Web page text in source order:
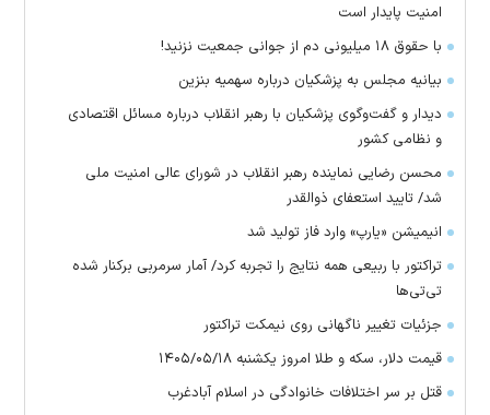
امنیت پایدار است
با حقوق ۱۸ میلیونی دم از جوانی جمعیت نزنید!
بیانیه مجلس به پزشکیان درباره سهمیه بنزین
دیدار و گفت‌وگوی پزشکیان با رهبر انقلاب درباره مسائل اقتصادی
و نظامی کشور
محسن رضایی نماینده رهبر انقلاب در شورای عالی امنیت ملی
شد/ تایید استعفای ذوالقدر
انیمیشن «یارپ» وارد فاز تولید شد
تراکتور با ربیعی همه نتایج را تجربه کرد/ آمار سرمربی برکنار شده
تی‌تی‌ها
جزئیات تغییر ناگهانی روی نیمکت تراکتور
قیمت دلار، سکه و طلا امروز یکشنبه ۱۴۰۵/۰۵/۱۸
قتل بر سر اختلافات خانوادگی در اسلام آبادغرب